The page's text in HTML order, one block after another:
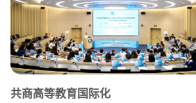
共商高等教育国际化